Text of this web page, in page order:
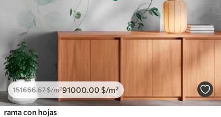
151666.67$/m²91000 .00 $/m²
rama con hojas